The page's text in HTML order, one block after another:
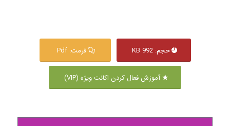
حجم: 992 KB فرمت: Pdf
آموزش فعال کردن اکانت ویژه (VIP)